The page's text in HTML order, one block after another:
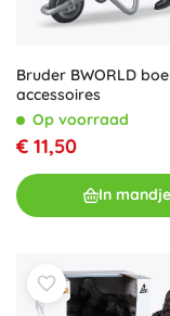
Bruder BWORLD
accessoires
Op voorraad
€ 11,50
In mandje